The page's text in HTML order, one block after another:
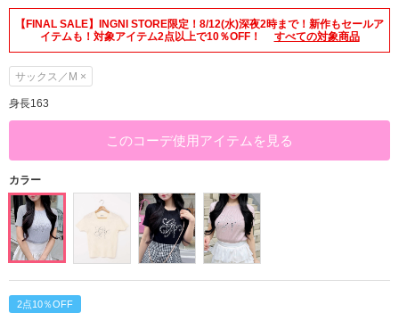
【FINAL SALE】INGNI STORE限定！8/12(水)深夜2時まで！新作もセールア
イテムも！対象アイテム2点以上で10％OFF！
すべての対象商品
サックス／M ×
身長163
このコーデ使用アイテムを見る
カラー
2点10％OFF